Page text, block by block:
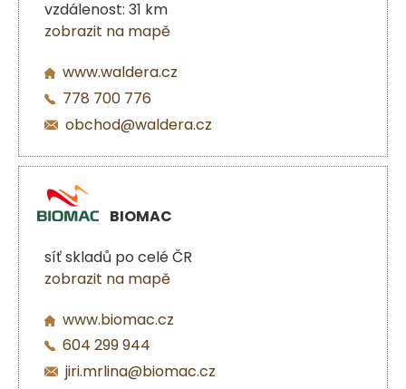
vzdálenost: 31 km
zobrazit na mapě
www.waldera.cz
778 700 776
obchod@waldera.cz
BIOMAC
síť skladů po celé ČR
zobrazit na mapě
www.biomac.cz
604 299 944
jiri.mrlina@biomac.cz